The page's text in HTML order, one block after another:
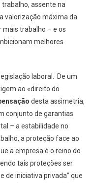
assente na
valorização máxima da
mais trabalho – e os
melhores
laboral. De um
ao «direito do
desta assimetria,
conjunto de garantias
– a estabilidade no
a proteção face ao
a empresa é o reino do
tais proteções ser
de iniciativa privada” que